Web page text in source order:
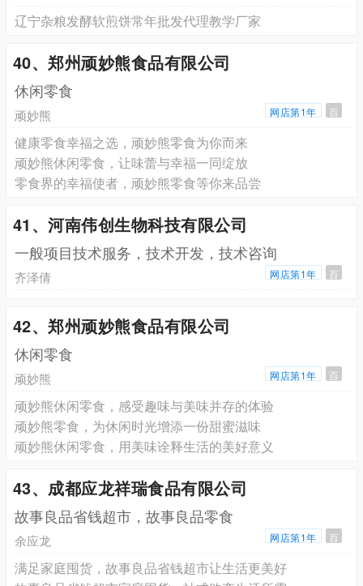
辽宁杂粮发酵软煎饼常年批发代理教学厂家
40、郑州顽妙熊食品有限公司
休闲零食
顽妙熊 网店第1年 百
健康零食幸福之选，顽妙熊零食为你而来
顽妙熊休闲零食，让味蕾与幸福一同绽放
零食界的幸福使者，顽妙熊零食等你来品尝
41、河南伟创生物科技有限公司
一般项目技术服务，技术开发，技术咨询
齐泽倩 网店第1年 百
42、郑州顽妙熊食品有限公司
休闲零食
顽妙熊 网店第1年 百
顽妙熊休闲零食，感受趣味与美味并存的体验
顽妙熊零食，为休闲时光增添一份甜蜜滋味
顽妙熊休闲零食，用美味诠释生活的美好意义
43、成都应龙祥瑞食品有限公司
故事良品省钱超市，故事良品零食
余应龙 网店第1年 百
满足家庭囤货，故事良品省钱超市让生活更美好